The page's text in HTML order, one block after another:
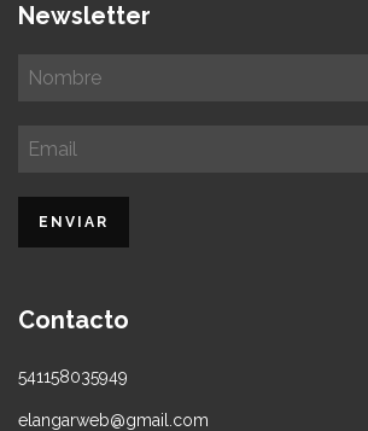
Newsletter
Contacto
541158035949
elangarweb@gmail.com